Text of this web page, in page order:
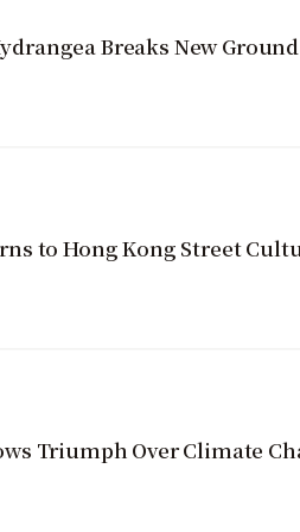
Breaks New
to Hong Kong Street
Triumph Over Climate